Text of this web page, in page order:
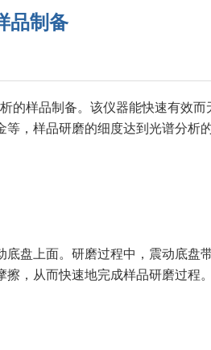
品制备
的样品制备。该仪器能快速有效
，样品研磨的细度达到光谱分析
盘上面。研磨过程中，震动底盘
，从而快速地完成样品研磨过程。